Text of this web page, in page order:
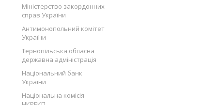
Міністерство закордонних
справ України
Антимонопольний комітет
України
Тернопільська обласна
державна адміністрація
Національний банк
України
Національна комісія